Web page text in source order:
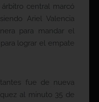
central marcó
Ariel Valencia
para mandar el
lograr el empate
fue de nueva
al minuto 35 de